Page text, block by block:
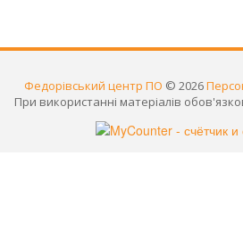
Федорівський центр ПО © 2026
При використанні матеріалів